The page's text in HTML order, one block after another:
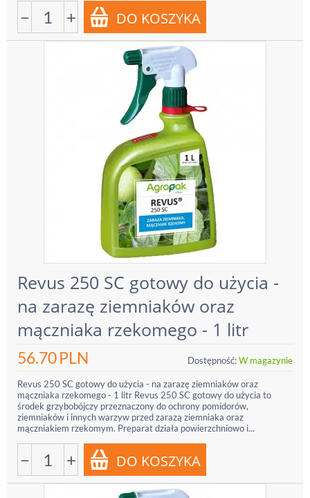
− +
Revus 250 SC gotowy do użycia -
na zarazę ziemniaków oraz
mączniaka rzekomego - 1 litr
56.70PLN Dostępność:W magazynie
Revus 250 SC gotowy do użycia - na zarazę ziemniaków oraz
mączniaka rzekomego - 1 litr Revus 250 SC gotowy do użycia to
środek grzybobójczy przeznaczony do ochrony pomidorów,
ziemniaków i innych warzyw przed zarazą ziemniaka oraz
mączniakiem rzekomym. Preparat działa powierzchniowo i...
− +